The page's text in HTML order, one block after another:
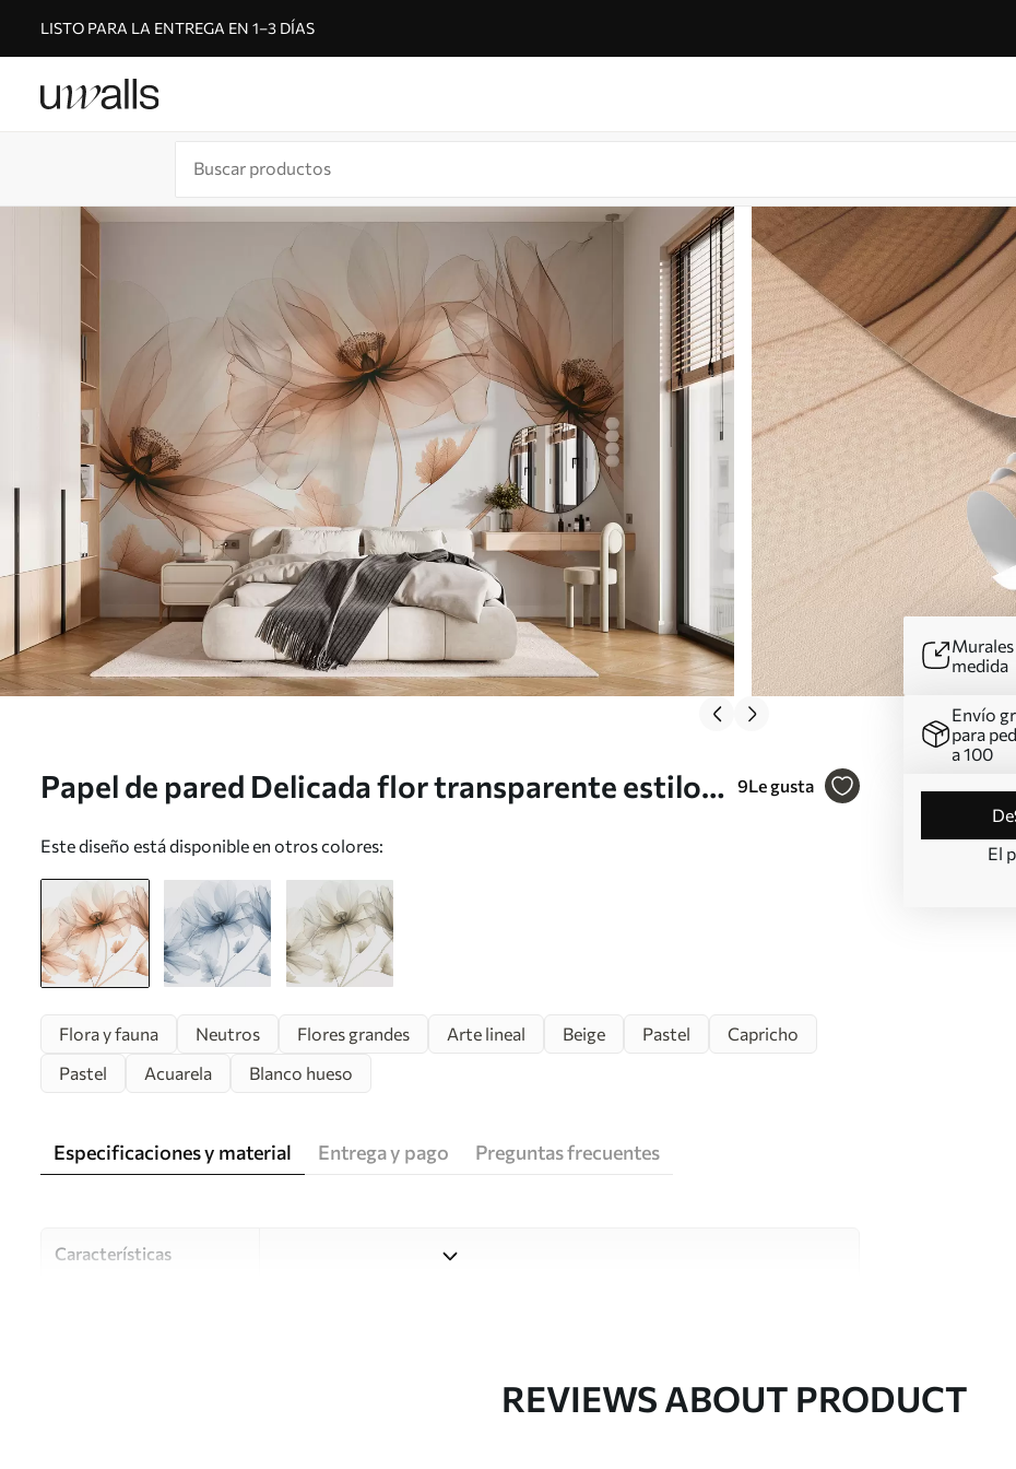
LISTO PARA LA ENTREGA EN 1–3 DÍAS
Papel de pared Delicada flor transparente estilo
monocromático minimalista Nr. w01482
9Le gusta
Este diseño está disponible en otros colores:
Murales
medida
Envío
para
a 100
de
El
Flora y fauna Neutros Flores grandes Arte lineal Beige Pastel
Capricho
Pastel
Acuarela Blanco hueso
Especificaciones y material Entrega y pago Preguntas frecuentes
Características
REVIEWS ABOUT PRODUCT